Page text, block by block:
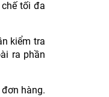
tối đa
kiểm tra
ra phần
hàng.